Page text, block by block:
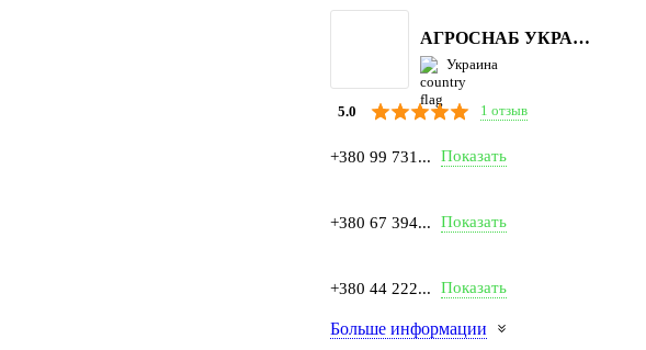
АГРОСНАБ УКРАЇНА
Украина
5.0 1 отзыв
+380 99 731... Показать
+380 67 394... Показать
+380 44 222... Показать
Больше информации